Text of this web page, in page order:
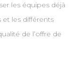
les équipes déjà
les différents
de l’offre de